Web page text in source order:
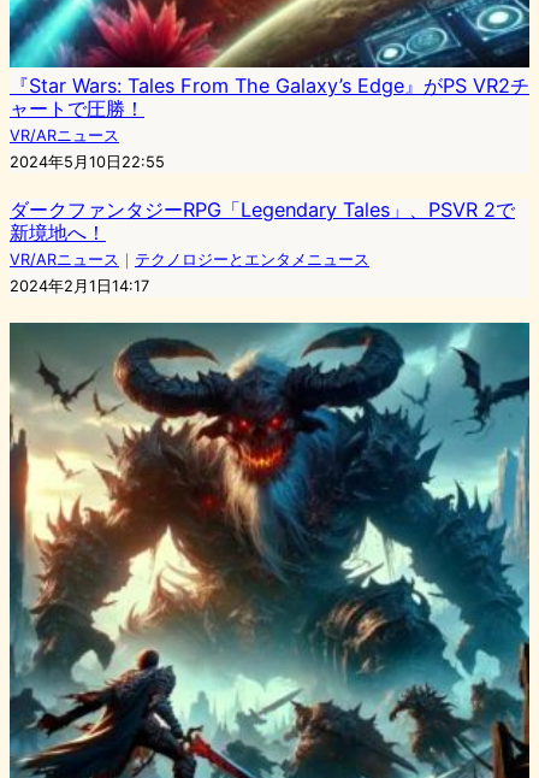
『Star Wars: Tales From The Galaxy’s Edge』がPS VR2チ
ャートで圧勝！
VR/ARニュース
2024年5月10日22:55
ダークファンタジーRPG「Legendary Tales」、PSVR 2で
新境地へ！
VR/ARニュース ｜ テクノロジーとエンタメニュース
2024年2月1日14:17